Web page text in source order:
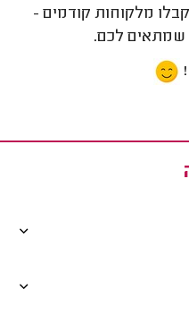
מלקוחות קודמים -
שמתאים לכם.